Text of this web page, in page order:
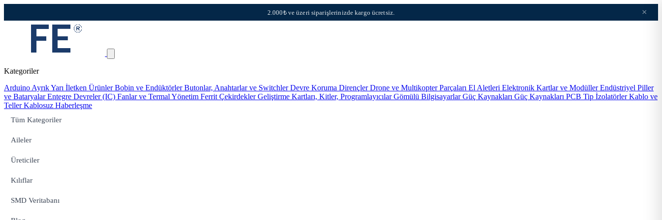
2.000₺ ve üzeri siparişlerinizde kargo ücretsiz. ×
Kategoriler
Arduino Ayrık Yarı İletken ÜrünlerBobin ve EndüktörlerButonlar, Anahtarlar ve SwitchlerDevre Koruma DirençlerDrone ve Multikopter Parçaları El Aletleri Elektronik Kartlar ve ModüllerEndüstriyel Piller
ve BataryalarEntegre Devreler (IC) Fanlar ve Termal Yönetim Ferrit ÇekirdeklerGeliştirme Kartları, Kitler, ProgramlayıcılarGömülü BilgisayarlarGüç Kaynakları Güç Kaynakları PCB Tip İzolatörlerKablo ve
TellerKablosuz Haberleşme
Tüm Kategoriler
Aileler
Üreticiler
Kılıflar
SMD Veritabanı